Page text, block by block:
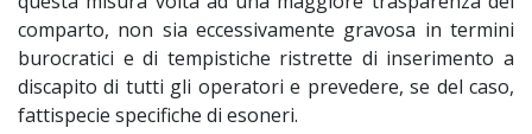
comparto, non sia eccessivamente gravosa in termini
burocratici e di tempistiche ristrette di inserimento a
discapito di tutti gli operatori e prevedere, se del caso,
fattispecie specifiche di esoneri.